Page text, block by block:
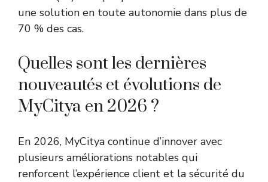
une solution en toute autonomie dans plus de
70 % des cas.
Quelles sont les dernières
nouveautés et évolutions de
MyCitya en 2026 ?
En 2026, MyCitya continue d’innover avec
plusieurs améliorations notables qui
renforcent l’expérience client et la sécurité du